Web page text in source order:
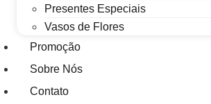
Presentes Especiais
Vasos de Flores
Promoção
Sobre Nós
Contato